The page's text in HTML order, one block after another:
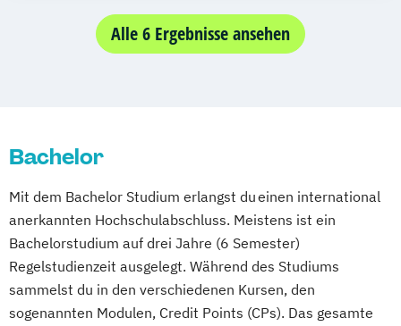
Media Management
Media: Conception & Production
Alle 6 Ergebnisse ansehen
Bachelor
Mit dem Bachelor Studium erlangst du einen international
anerkannten Hochschulabschluss. Meistens ist ein
Bachelorstudium auf drei Jahre (6 Semester)
Regelstudienzeit ausgelegt. Während des Studiums
sammelst du in den verschiedenen Kursen, den
sogenannten Modulen, Credit Points (CPs). Das gesamte